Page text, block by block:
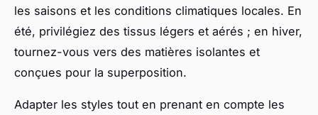
les saisons et les conditions climatiques locales. En
été, privilégiez des tissus légers et aérés ; en hiver,
tournez-vous vers des matières isolantes et
conçues pour la superposition.
Adapter les styles tout en prenant en compte les